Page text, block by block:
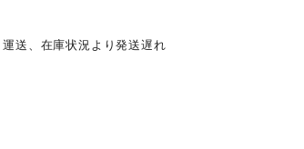
送、在庫状況より発送遅れ